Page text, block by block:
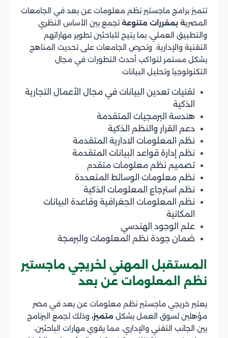
تتميز برامج ماجستير نظم معلومات عن بعد في الجامعات
المصرية بمقررات متنوعةتجمع بين الأساس النظري
والتطبيق العملي، بما يتيح للباحثين تطوير مهاراتهم
التقنية والإدارية. وتحرص الجامعات على تحديث المناهج
بشكل مستمر لتواكب أحدث التطورات في مجال
التكنولوجيا وتحليل البيانات
تقنيات تعدين البيانات في مجال الأعمال التجارية
الذكية
هندسة البرمجيات المتقدمة
دعم القرار والنظم الذكية
نظم المعلومات الادارية المتقدمة
نظم إدارة قواعد البيانات المتقدمة
تصميم نظم معلومات متقدم
نظم معلومات الوسائط المتعددة
نظم استرجاع المعلومات الذكية
نظم المعلومات الجغرافية وقاعدة البيانات
المكانية
علم الوجود الهندسي
ضمان جودة نظم المعلومات والبرمجة
المستقبل المهني لخريجي ماجستير
نظم المعلومات عن بعد
يعتبر خريجي ماجستير نظم معلومات عن بعد في مصر
مؤهلين لسوق العمل بشكل متميز، وذلك لجمع البرنامج
بين الجانب التقني والإداري، مما يقوي مهارات الباحثين،